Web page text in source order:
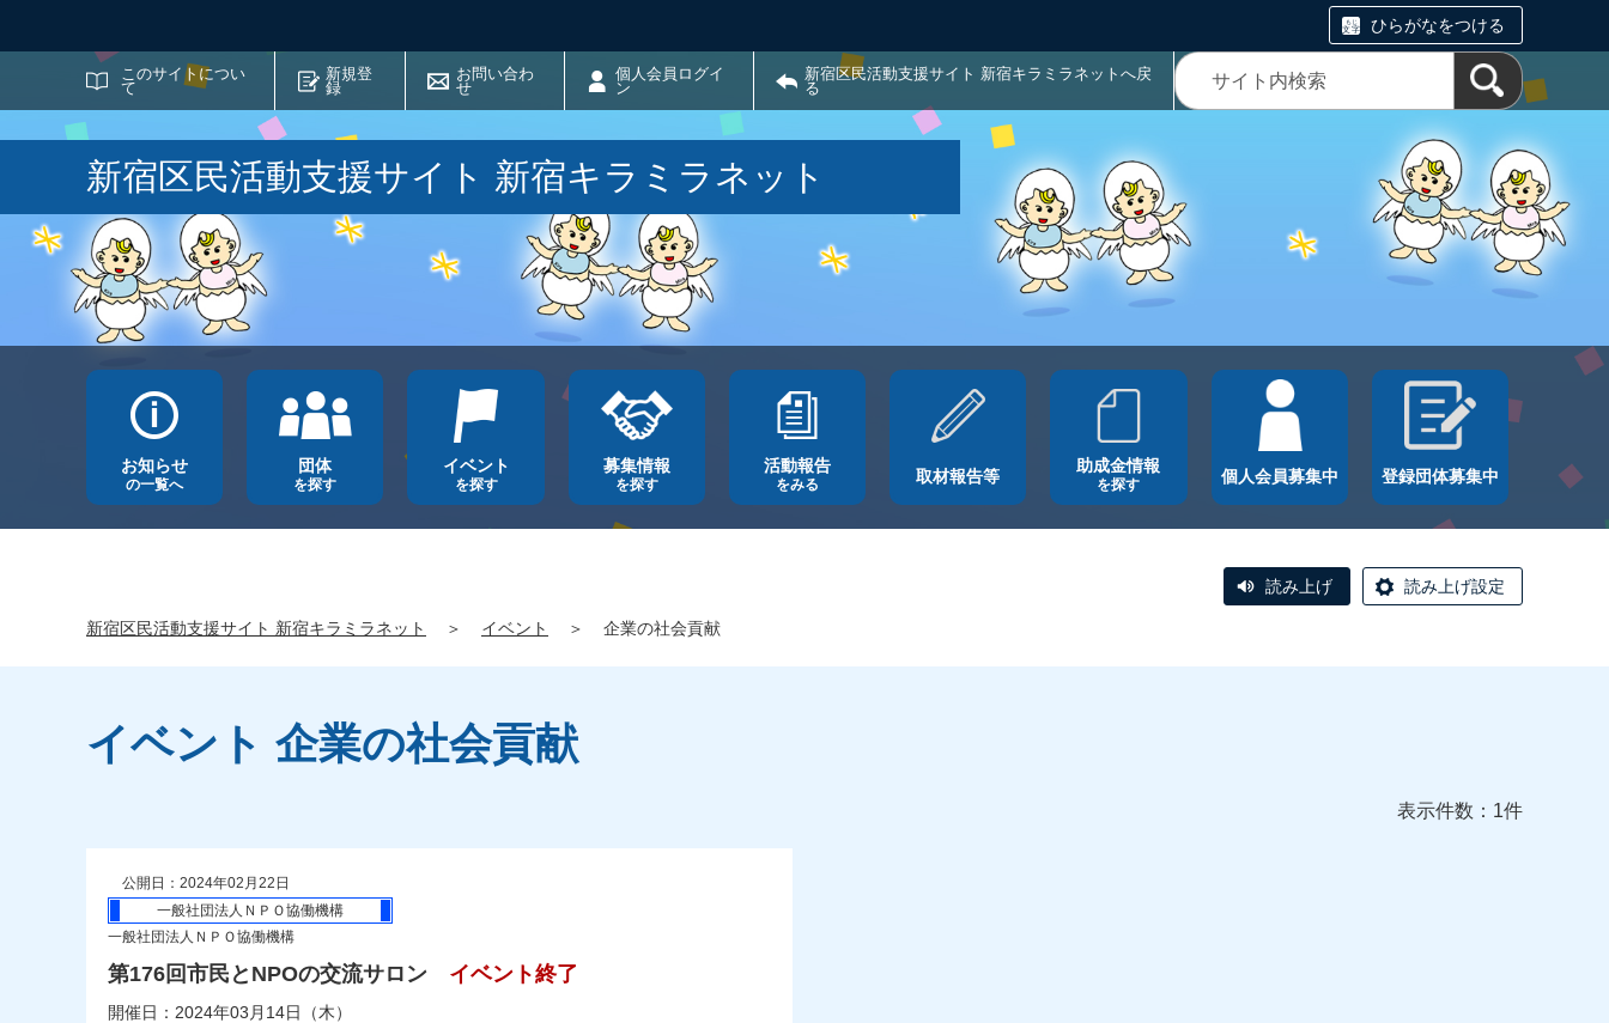
ひらがなをつける
このサイトについ
て
新規登
録
お問い合わ
せ
個人会員ログイ
ン
新宿区民活動支援サイト 新宿キラミラネットへ戻
る
サイト内検索
新宿区民活動支援サイト 新宿キラミラネット
お知らせ
の一覧へ
団体
を探す
イベント
を探す
募集情報
を探す
活動報告
をみる 取材報告等
助成金情報
を探す 個人会員募集中 登録団体募集中
読み上げ 読み上げ設定
新宿区民活動支援サイト 新宿キラミラネット ＞ イベント ＞ 企業の社会貢献
イベント 企業の社会貢献
表示件数：1件
公開日：2024年02月22日
一般社団法人ＮＰＯ協働機構
一般社団法人ＮＰＯ協働機構
第176回市民とNPOの交流サロン イベント終了
開催日：2024年03月14日（木）